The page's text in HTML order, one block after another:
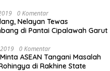
0 Komentar
Nelayan Tewas
di Pantai Cipalawah Garut
0 Komentar
ASEAN Tangani Masalah
di Rakhine State